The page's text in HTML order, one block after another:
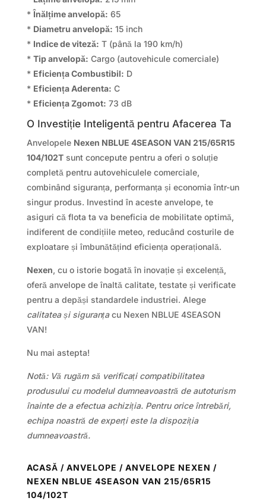
*Înălțime anvelopă: 65
* Diametru anvelopă: 15 inch
* Indice de viteză: T (până la 190 km/h)
* Tip anvelopă: Cargo (autovehicule comerciale)
* Eficiența Combustibil: D
* Eficiența Aderenta: C
* Eficiența Zgomot: 73 dB
O Investiție Inteligentă pentru Afacerea Ta
Anvelopele Nexen NBLUE 4SEASON VAN 215/65R15
104/102Tsunt concepute pentru a oferi o soluție
completă pentru autovehiculele comerciale,
combinând siguranța, performanța și economia într-un
singur produs. Investind în aceste anvelope, te
asiguri că flota ta va beneficia de mobilitate optimă,
indiferent de condițiile meteo, reducând costurile de
exploatare și îmbunătățind eficiența operațională.
Nexen, cu o istorie bogată în inovație și excelență,
oferă anvelope de înaltă calitate, testate și verificate
pentru a depăși standardele industriei. Alege
calitatea și siguranțacu Nexen NBLUE 4SEASON
VAN!
Nu mai astepta!
Notă: Vă rugăm să verificați compatibilitatea
produsului cu modelul dumneavoastră de autoturism
înainte de a efectua achiziția. Pentru orice întrebări,
echipa noastră de experți este la dispoziția
dumneavoastră.
ACASĂ / ANVELOPE / ANVELOPE NEXEN /
NEXEN NBLUE 4SEASON VAN 215/65R15
104/102T